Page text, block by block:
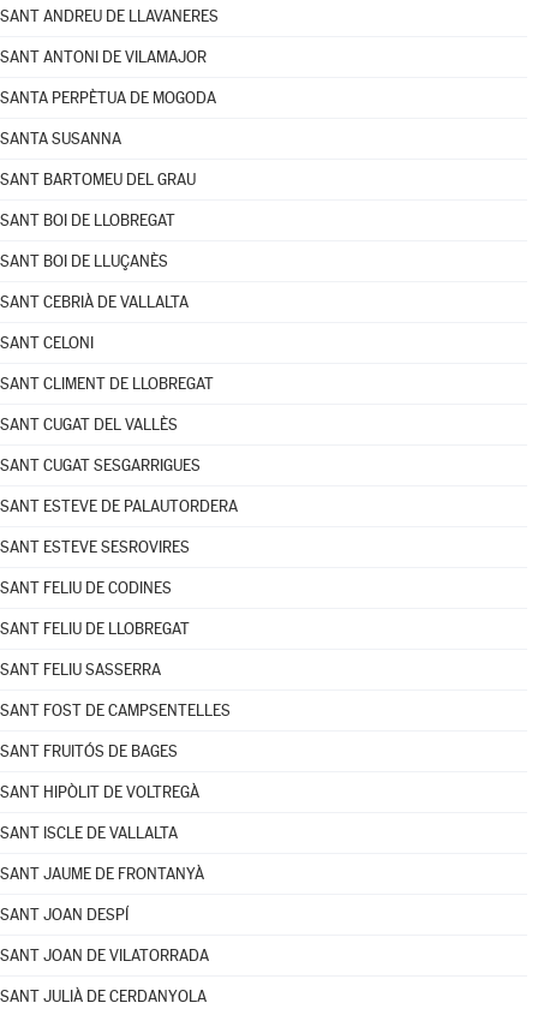
SANT ANDREU DE LLAVANERES
SANT ANTONI DE VILAMAJOR
SANTA PERPÈTUA DE MOGODA
SANTA SUSANNA
SANT BARTOMEU DEL GRAU
SANT BOI DE LLOBREGAT
SANT BOI DE LLUÇANÈS
SANT CEBRIÀ DE VALLALTA
SANT CELONI
SANT CLIMENT DE LLOBREGAT
SANT CUGAT DEL VALLÈS
SANT CUGAT SESGARRIGUES
SANT ESTEVE DE PALAUTORDERA
SANT ESTEVE SESROVIRES
SANT FELIU DE CODINES
SANT FELIU DE LLOBREGAT
SANT FELIU SASSERRA
SANT FOST DE CAMPSENTELLES
SANT FRUITÓS DE BAGES
SANT HIPÒLIT DE VOLTREGÀ
SANT ISCLE DE VALLALTA
SANT JAUME DE FRONTANYÀ
SANT JOAN DESPÍ
SANT JOAN DE VILATORRADA
SANT JULIÀ DE CERDANYOLA